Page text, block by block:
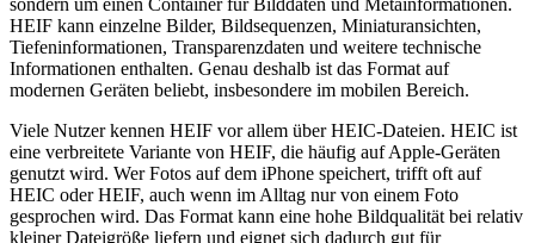
sondern um einen Container für Bilddaten und Metainformationen.
HEIF kann einzelne Bilder, Bildsequenzen, Miniaturansichten,
Tiefeninformationen, Transparenzdaten und weitere technische
Informationen enthalten. Genau deshalb ist das Format auf
modernen Geräten beliebt, insbesondere im mobilen Bereich.
Viele Nutzer kennen HEIF vor allem über HEIC-Dateien. HEIC ist
eine verbreitete Variante von HEIF, die häufig auf Apple-Geräten
genutzt wird. Wer Fotos auf dem iPhone speichert, trifft oft auf
HEIC oder HEIF, auch wenn im Alltag nur von einem Foto
gesprochen wird. Das Format kann eine hohe Bildqualität bei relativ
kleiner Dateigröße liefern und eignet sich dadurch gut für